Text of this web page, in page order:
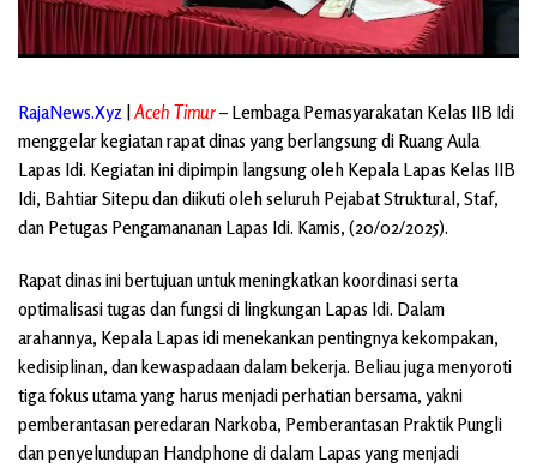
RajaNews.Xyz |Aceh Timur– Lembaga Pemasyarakatan Kelas IIB Idi
menggelar kegiatan rapat dinas yang berlangsung di Ruang Aula
Lapas Idi. Kegiatan ini dipimpin langsung oleh Kepala Lapas Kelas IIB
Idi, Bahtiar Sitepu dan diikuti oleh seluruh Pejabat Struktural, Staf,
dan Petugas Pengamananan Lapas Idi. Kamis, (20/02/2025).
Rapat dinas ini bertujuan untuk meningkatkan koordinasi serta
optimalisasi tugas dan fungsi di lingkungan Lapas Idi. Dalam
arahannya, Kepala Lapas idi menekankan pentingnya kekompakan,
kedisiplinan, dan kewaspadaan dalam bekerja. Beliau juga menyoroti
tiga fokus utama yang harus menjadi perhatian bersama, yakni
pemberantasan peredaran Narkoba, Pemberantasan Praktik Pungli
dan penyelundupan Handphone di dalam Lapas yang menjadi